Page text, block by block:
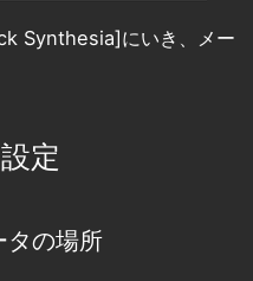
Synthesia]にいき、メー
定
の場所